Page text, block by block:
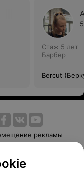
Стаж 5 лет
Барбер
Bercut
рекламы
Способы оплаты